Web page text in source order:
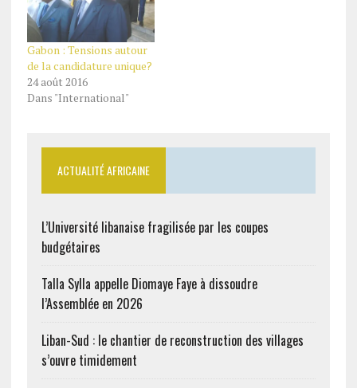
Gabon : Tensions autour
de la candidature unique?
24 août 2016
Dans "International"
ACTUALITÉ AFRICAINE
L’Université libanaise fragilisée par les coupes
budgétaires
Talla Sylla appelle Diomaye Faye à dissoudre
l’Assemblée en 2026
Liban-Sud : le chantier de reconstruction des villages
s’ouvre timidement